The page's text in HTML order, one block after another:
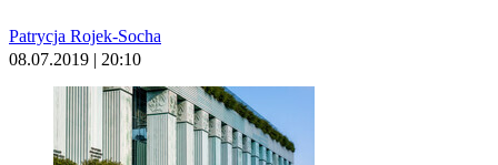
Patrycja Rojek-Socha
08.07.2019 | 20:10